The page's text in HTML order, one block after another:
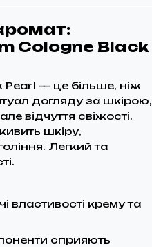
Cologne Black
— це більше, ніж
догляду за шкірою,
відчуття свіжості.
шкіру,
Легкий та
властивості крему та
сприяють